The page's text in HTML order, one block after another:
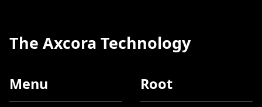
The Axcora Technology
Menu Root